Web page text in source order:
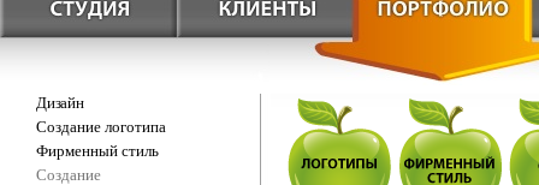
Дизайн
Создание логотипа
Фирменный стиль
Создание